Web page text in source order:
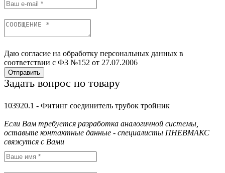
Даю согласие на обработку персональных данных в
соответствии с ФЗ №152 от 27.07.2006
Отправить
Задать вопрос по товару
103920.1 - Фитинг соединитель трубок тройник
Если Вам требуется разработка аналогичной системы,
оставьте контактные данные - специалисты ПНЕВМАКС
свяжутся с Вами